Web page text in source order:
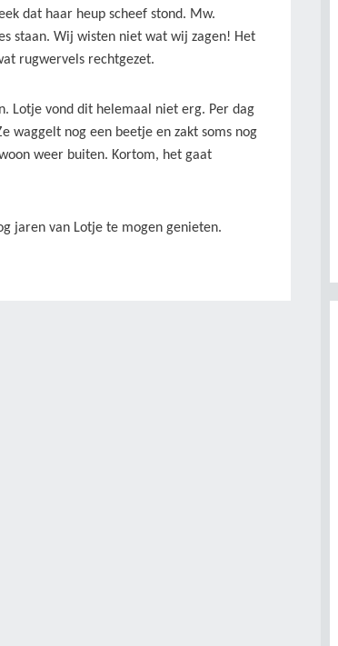
dat haar heup scheef stond. Mw.
staan. Wij wisten niet wat wij zagen! Het
rugwervels rechtgezet.
Lotje vond dit helemaal niet erg. Per dag
waggelt nog een beetje en zakt soms nog
weer buiten. Kortom, het gaat
jaren van Lotje te mogen genieten.